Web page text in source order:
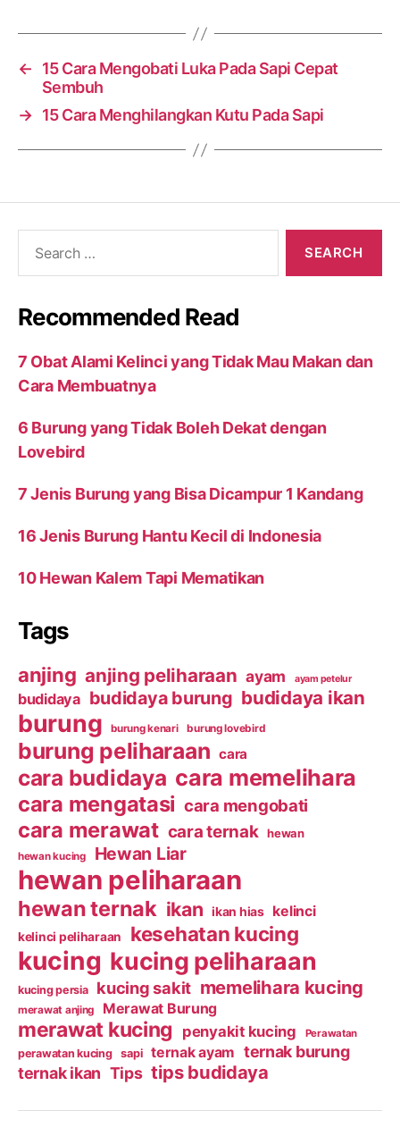
←
15 Cara Mengobati Luka Pada Sapi Cepat
Sembuh
→ 15 Cara Menghilangkan Kutu Pada Sapi
Recommended Read
7 Obat Alami Kelinci yang Tidak Mau Makan dan
Cara Membuatnya
6 Burung yang Tidak Boleh Dekat dengan
Lovebird
7 Jenis Burung yang Bisa Dicampur 1 Kandang
16 Jenis Burung Hantu Kecil di Indonesia
10 Hewan Kalem Tapi Mematikan
Tags
anjing anjing peliharaan ayam ayam petelur
budidaya budidaya burung budidaya ikan
burung burung kenari burung lovebird
burung peliharaan cara
cara budidaya cara memelihara
cara mengatasi cara mengobati
cara merawat cara ternak hewan
hewan kucing Hewan Liar
hewan peliharaan
hewan ternak ikan ikan hias kelinci
kelinci peliharaan kesehatan kucing
kucing kucing peliharaan
kucing persia kucing sakit memelihara kucing
merawat anjing Merawat Burung
merawat kucing penyakit kucing Perawatan
perawatan kucing sapi ternak ayam ternak burung
ternak ikan Tips tips budidaya